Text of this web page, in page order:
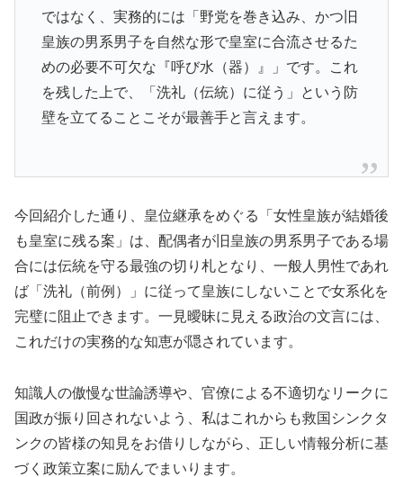
ではなく、実務的には「野党を巻き込み、かつ旧
皇族の男系男子を自然な形で皇室に合流させるた
めの必要不可欠な『呼び水（器）』」です。これ
を残した上で、「洗礼（伝統）に従う」という防
壁を立てることこそが最善手と言えます。
今回紹介した通り、皇位継承をめぐる「女性皇族が結婚後
も皇室に残る案」は、配偶者が旧皇族の男系男子である場
合には伝統を守る最強の切り札となり、一般人男性であれ
ば「洗礼（前例）」に従って皇族にしないことで女系化を
完璧に阻止できます。一見曖昧に見える政治の文言には、
これだけの実務的な知恵が隠されています。
知識人の傲慢な世論誘導や、官僚による不適切なリークに
国政が振り回されないよう、私はこれからも救国シンクタ
ンクの皆様の知見をお借りしながら、正しい情報分析に基
づく政策立案に励んでまいります。